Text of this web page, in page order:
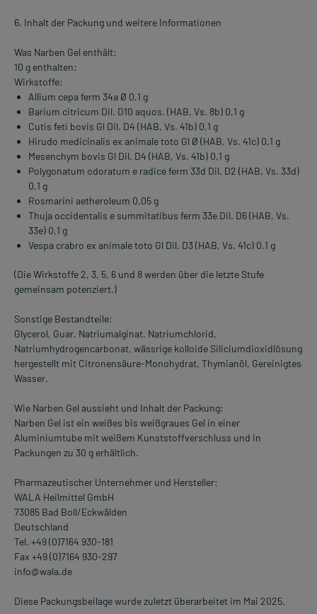
6. Inhalt der Packung und weitere Informationen
Was Narben Gel enthält:
10 g enthalten:
Wirkstoffe:
Allium cepa ferm 34a Ø 0,1 g
Barium citricum Dil. D10 aquos. (HAB, Vs. 8b) 0,1 g
Cutis feti bovis Gl Dil. D4 (HAB, Vs. 41b) 0,1 g
Hirudo medicinalis ex animale toto Gl Ø (HAB, Vs. 41c) 0,1 g
Mesenchym bovis Gl Dil. D4 (HAB, Vs. 41b) 0,1 g
Polygonatum odoratum e radice ferm 33d Dil. D2 (HAB, Vs. 33d)
0,1 g
Rosmarini aetheroleum 0,05 g
Thuja occidentalis e summitatibus ferm 33e Dil. D6 (HAB, Vs.
33e) 0,1 g
Vespa crabro ex animale toto Gl Dil. D3 (HAB, Vs. 41c) 0,1 g
(Die Wirkstoffe 2, 3, 5, 6 und 8 werden über die letzte Stufe
gemeinsam potenziert.)
Sonstige Bestandteile:
Glycerol, Guar, Natriumalginat, Natriumchlorid,
Natriumhydrogencarbonat, wässrige kolloide Siliciumdioxidlösung
hergestellt mit Citronensäure-Monohydrat, Thymianöl, Gereinigtes
Wasser.
Wie Narben Gel aussieht und Inhalt der Packung:
Narben Gel ist ein weißes bis weißgraues Gel in einer
Aluminiumtube mit weißem Kunststoffverschluss und in
Packungen zu 30 g erhältlich.
Pharmazeutischer Unternehmer und Hersteller:
WALA Heilmittel GmbH
73085 Bad Boll/Eckwälden
Deutschland
Tel. +49 (0)7164 930-181
Fax +49 (0)7164 930-297
info@wala.de
Diese Packungsbeilage wurde zuletzt überarbeitet im Mai 2025.